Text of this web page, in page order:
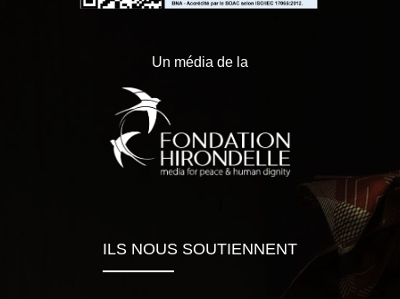
Un média de la
ILS NOUS SOUTIENNENT